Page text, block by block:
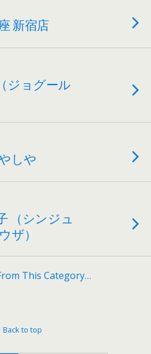
新宿店
ジョグール
しや
（シンジュ
ザ）
This Category…
Back to top